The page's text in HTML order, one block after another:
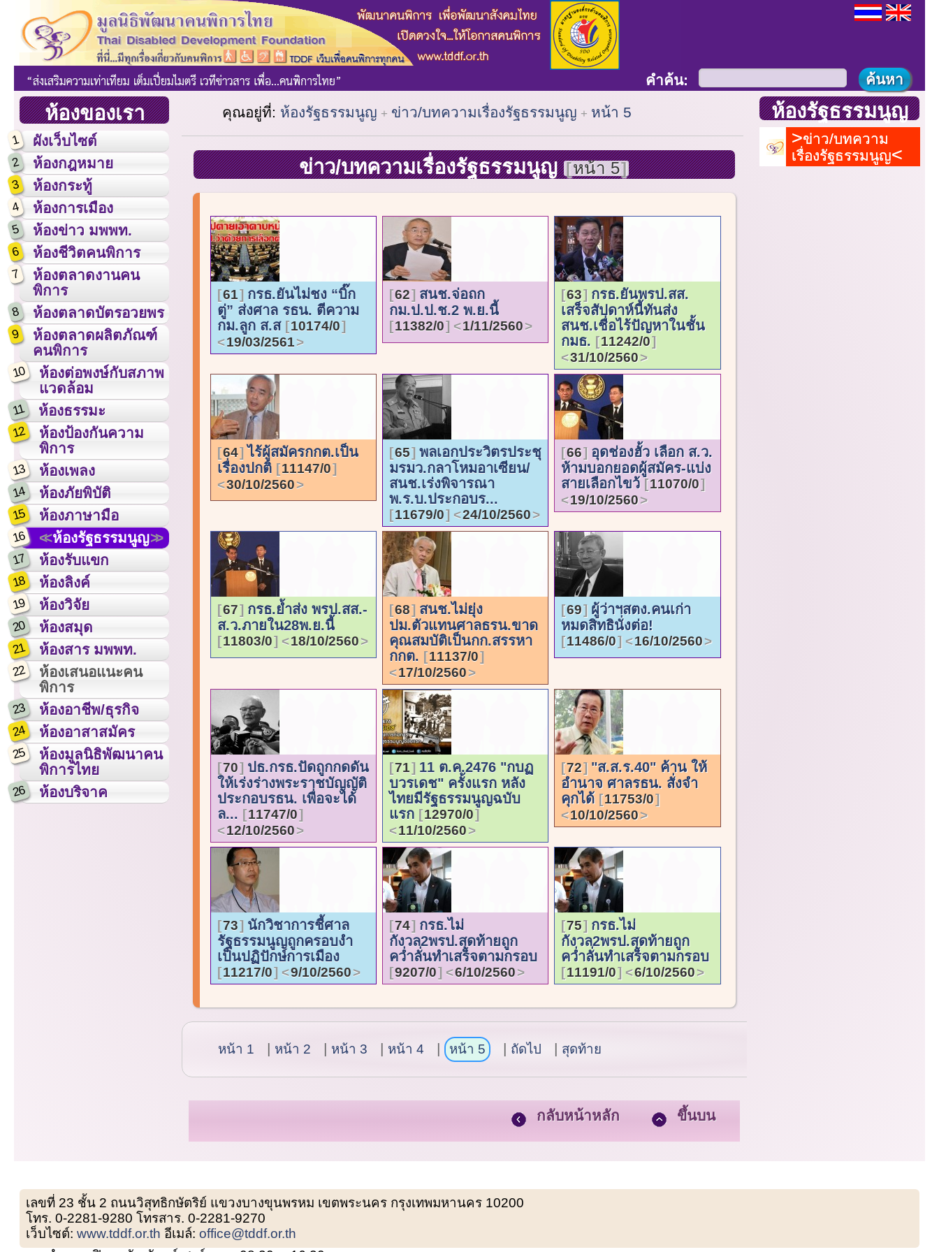
ห้องของเรา
1 ผังเว็บไซต์
2 ห้องกฎหมาย
3 ห้องกระทู้
4 ห้องการเมือง
5 ห้องข่าว มพพท.
6 ห้องชีวิตคนพิการ
7
ห้องตลาดงานคน
พิการ
8 ห้องตลาดบัตรอวยพร
9
ห้องตลาดผลิตภัณฑ์
คนพิการ
10
ห้องต่อพงษ์กับสภาพ
แวดล้อม
11 ห้องธรรมะ
12
ห้องป้องกันความ
พิการ
13 ห้องเพลง
14 ห้องภัยพิบัติ
15 ห้องภาษามือ
16 ห้องรัฐธรรมนูญ
17 ห้องรับแขก
18 ห้องลิงค์
19 ห้องวิจัย
20 ห้องสมุด
21 ห้องสาร มพพท.
22
ห้องเสนอแนะคน
พิการ
23 ห้องอาชีพ/ธุรกิจ
24 ห้องอาสาสมัคร
25
ห้องมูลนิธิพัฒนาคน
พิการไทย
26 ห้องบริจาค
คำค้น:
คุณอยู่ที่: ห้องรัฐธรรมนูญ ข่าว/บทความเรื่องรัฐธรรมนูญ หน้า 5
ข่าว/บทความเรื่องรัฐธรรมนูญ หน้า 5
61
กรธ.ยันไม่ชง “บิ๊ก
ตู่” ส่งศาล รธน. ตีความ
กม.ลูก ส.ส
10174/0
19/03/2561
62
สนช.จ่อถก
กม.ป.ป.ช.2 พ.ย.นี้
11382/0 1/11/2560
63
กรธ.ยันพรป.สส.
เสร็จสัปดาห์นี้ทันส่ง
สนช.เชื่อไร้ปัญหาในชั้น
กมธ.
11242/0
31/10/2560
64
ไร้ผู้สมัครกกต.เป็น
เรื่องปกติ
11147/0
30/10/2560
65
พลเอกประวิตรประชุ
มรมว.กลาโหมอาเซียน/
สนช.เร่งพิจารณา
พ.ร.บ.ประกอบร...
11679/0 24/10/2560
66
อุดช่องฮั้ว เลือก ส.ว.
ห้ามบอกยอดผู้สมัคร-แบ่ง
สายเลือกไขว้ 11070/0
19/10/2560
67
กรธ.ย้ำส่ง พรป.สส.-
ส.ว.ภายใน28พ.ย.นี้
11803/0 18/10/2560
68
สนช.ไม่ยุ่ง
ปม.ตัวแทนศาลธรน.ขาด
คุณสมบัติเป็นกก.สรรหา
กกต.
11137/0
17/10/2560
69
ผู้ว่าฯสตง.คนเก่า
หมดสิทธินั่งต่อ!
11486/0 16/10/2560
70
ปธ.กรธ.ปัดถูกกดดัน
ให้เร่งร่างพระราชบัญญัติ
ประกอบรธน. เพื่อจะได้
ล...
11747/0
12/10/2560
71
11 ต.ค.2476 "กบฏ
บวรเดช" ครั้งแรก หลัง
ไทยมีรัฐธรรมนูญฉบับ
แรก
12970/0
11/10/2560
72
"ส.ส.ร.40" ค้าน ให้
อำนาจ ศาลรธน. สั่งจำ
คุกได้
11753/0
10/10/2560
73
นักวิชาการชี้ศาล
รัฐธรรมนูญถูกครอบงำ
เป็นปฏิปักษ์การเมือง
11217/0 9/10/2560
74
กรธ.ไม่
กังวล2พรป.สุดท้ายถูก
คว่ำลั่นทำเสร็จตามกรอบ
9207/0 6/10/2560
75
กรธ.ไม่
กังวล2พรป.สุดท้ายถูก
คว่ำลั่นทำเสร็จตามกรอบ
11191/0 6/10/2560
หน้า 1 หน้า 2 หน้า 3 หน้า 4 หน้า 5 ถัดไป สุดท้าย
กลับหน้าหลัก ขึ้นบน
ห้องรัฐธรรมนูญ
ข่าว/บทความ
เรื่องรัฐธรรมนูญ
เลขที่ 23 ชั้น 2 ถนนวิสุทธิกษัตริย์ แขวงบางขุนพรหม เขตพระนคร กรุงเทพมหานคร 10200
โทร. 0-2281-9280 โทรสาร. 0-2281-9270
เว็บไซต์:www.tddf.or.th อีเมล์:office@tddf.or.th